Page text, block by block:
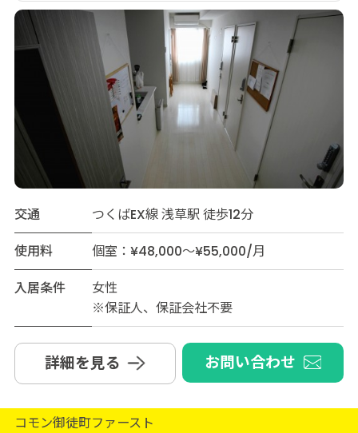
交通
つくばEX線 浅草駅 徒歩12分
使用料
個室：¥48,000～¥55,000/月
入居条件
女性
※保証人、保証会社不要
詳細を見る お問い合わせ
コモン御徒町ファースト